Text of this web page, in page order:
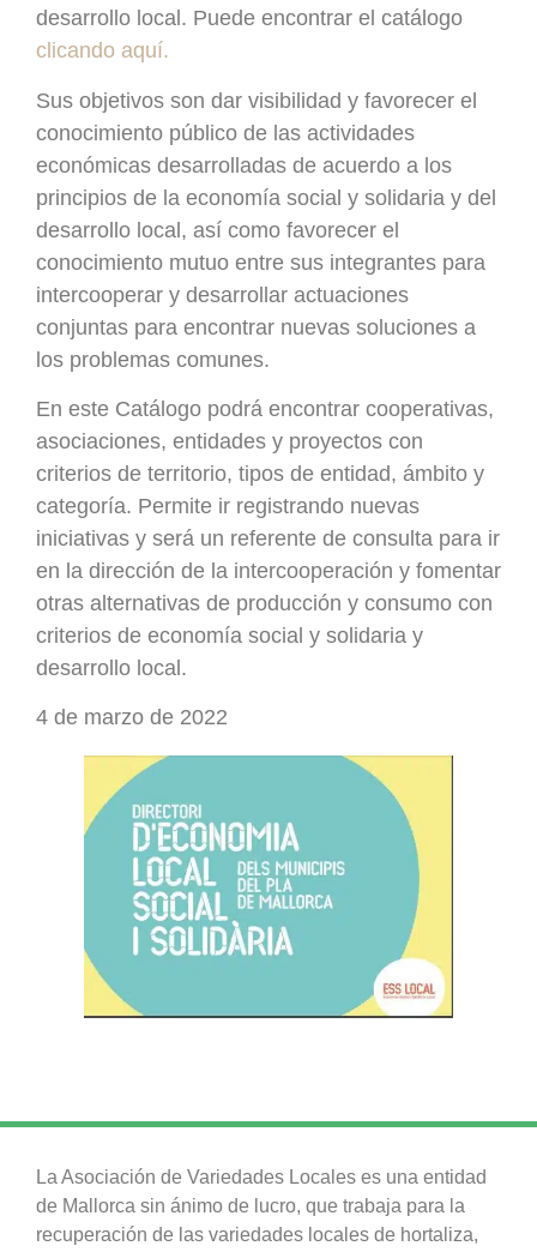
desarrollo local. Puede encontrar el catálogo
clicando aquí.
Sus objetivos son dar visibilidad y favorecer el
conocimiento público de las actividades
económicas desarrolladas de acuerdo a los
principios de la economía social y solidaria y del
desarrollo local, así como favorecer el
conocimiento mutuo entre sus integrantes para
intercooperar y desarrollar actuaciones
conjuntas para encontrar nuevas soluciones a
los problemas comunes.
En este Catálogo podrá encontrar cooperativas,
asociaciones, entidades y proyectos con
criterios de territorio, tipos de entidad, ámbito y
categoría. Permite ir registrando nuevas
iniciativas y será un referente de consulta para ir
en la dirección de la intercooperación y fomentar
otras alternativas de producción y consumo con
criterios de economía social y solidaria y
desarrollo local.
4 de marzo de 2022
La Asociación de Variedades Locales es una entidad
de Mallorca sin ánimo de lucro, que trabaja para la
recuperación de las variedades locales de hortaliza,